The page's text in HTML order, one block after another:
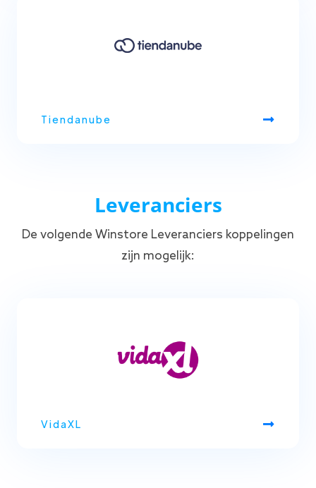
Tiendanube
Leveranciers
De volgende Winstore Leveranciers koppelingen
zijn mogelijk:
VidaXL